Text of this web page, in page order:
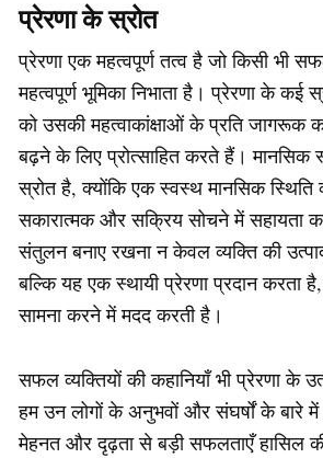
प्रेरणा के स्रोत
प्रेरणा एक महत्वपूर्ण तत्व है जो किसी भी
महत्वपूर्ण भूमिका निभाता है। प्रेरणा के कई
को उसकी महत्वाकांक्षाओं के प्रति
बढ़ने के लिए प्रोत्साहित करते हैं। मानसिक
स्रोत है, क्योंकि एक स्वस्थ मानसिक स्थिति
सकारात्मक और सक्रिय सोचने में सहायता
संतुलन बनाए रखना न केवल व्यक्ति की
बल्कि यह एक स्थायी प्रेरणा प्रदान करता
सामना करने में मदद करती है।
सफल व्यक्तियों की कहानियाँ भी प्रेरणा के
हम उन लोगों के अनुभवों और संघर्षों के बारे
मेहनत और दृढ़ता से बड़ी सफलताएँ हासिल